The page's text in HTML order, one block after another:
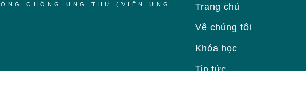
CHỐNG UNG THƯ (VIỆN UNG
Trang chủ
Về chúng tôi
Khóa học
Tin tức